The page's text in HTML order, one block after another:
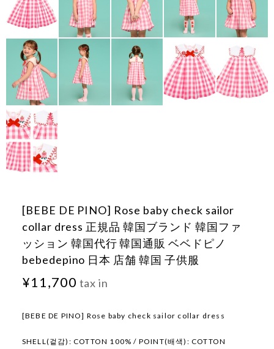
[BEBE DE PINO] Rose baby check sailor
collar dress 正規品 韓国ブランド 韓国ファ
ッション 韓国代行 韓国通販 ベベドピノ
bebedepino 日本 店舗 韓国 子供服
¥11,700 tax in
[BEBE DE PINO] Rose baby check sailor collar dress
SHELL(겉감): COTTON 100% / POINT(배색): COTTON